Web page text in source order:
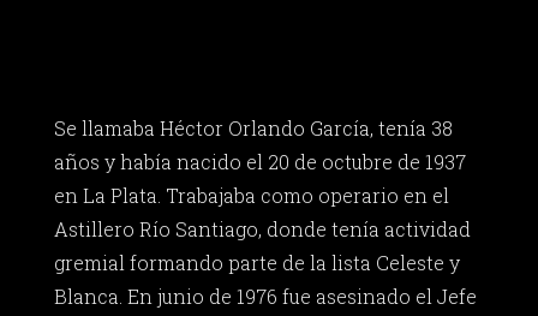
Se llamaba Héctor Orlando García, tenía 38
años y había nacido el 20 de octubre de 1937
en La Plata. Trabajaba como operario en el
Astillero Río Santiago, donde tenía actividad
gremial formando parte de la lista Celeste y
Blanca. En junio de 1976 fue asesinado el Jefe